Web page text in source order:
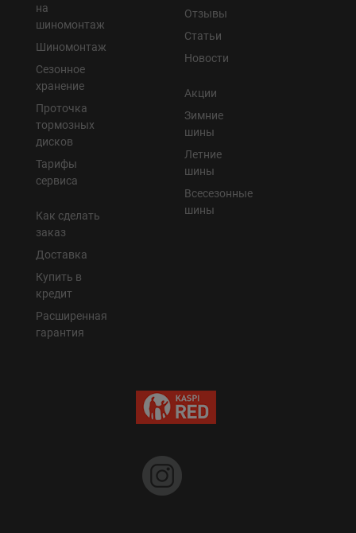
на
шиномонтаж
Шиномонтаж
Сезонное
хранение
Проточка
тормозных
дисков
Тарифы
сервиса
Как сделать
заказ
Доставка
Купить в
кредит
Расширенная
гарантия
Отзывы
Статьи
Новости
Акции
Зимние
шины
Летние
шины
Всесезонные
шины